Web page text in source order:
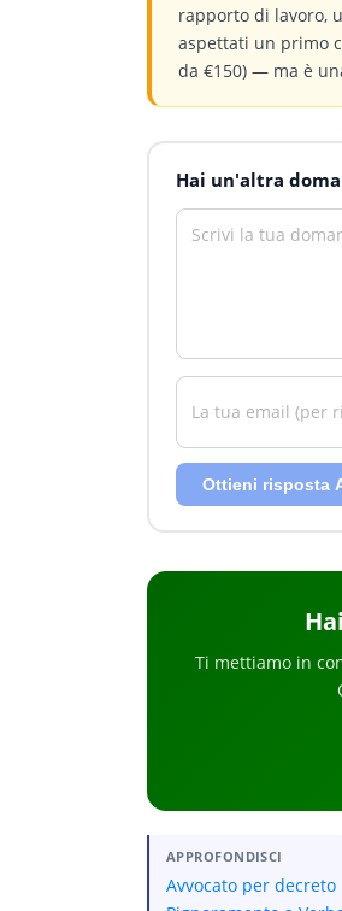
rapporto di lavoro,
aspettati un primo
da €150) — ma è
Hai un'altra
Ottieni risposta
Hai
Ti mettiamo in
APPROFONDISCI
Avvocato per